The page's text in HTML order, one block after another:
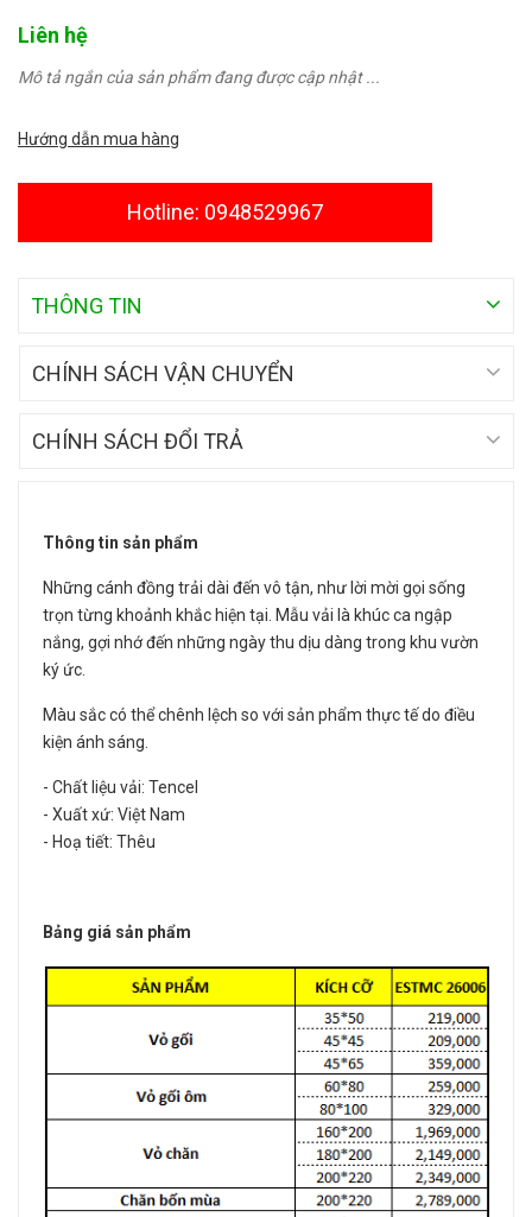
Liên hệ
Mô tả ngắn của sản phẩm đang được cập nhật ...
Hướng dẫn mua hàng
Hotline: 0948529967
THÔNG TIN
CHÍNH SÁCH VẬN CHUYỂN
CHÍNH SÁCH ĐỔI TRẢ
Thông tin sản phẩm
Những cánh đồng trải dài đến vô tận, như lời mời gọi sống
trọn từng khoảnh khắc hiện tại. Mẫu vải là khúc ca ngập
nắng, gợi nhớ đến những ngày thu dịu dàng trong khu vườn
ký ức.
Màu sắc có thể chênh lệch so với sản phẩm thực tế do điều
kiện ánh sáng.
- Chất liệu vải: Tencel
- Xuất xứ: Việt Nam
- Hoạ tiết: Thêu
Bảng giá sản phẩm